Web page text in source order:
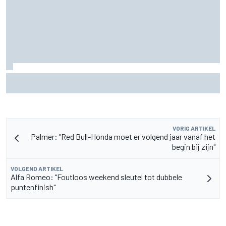
VORIG ARTIKEL
Palmer: "Red Bull-Honda moet er volgend jaar vanaf het
begin bij zijn"
VOLGEND ARTIKEL
Alfa Romeo: "Foutloos weekend sleutel tot dubbele
puntenfinish"